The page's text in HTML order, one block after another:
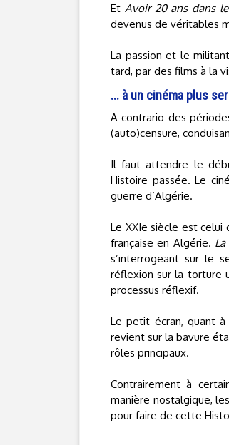
Et Avoir 20 ans dans
devenus de véritables
La passion et le
tard, par des films à la
... à un cinéma plus
A contrario des
(auto)censure,
Il faut attendre le
Histoire passée. Le
guerre d’Algérie.
Le XXIe siècle est
française en Algérie.
s’interrogeant sur le
réflexion sur la torture
processus réflexif.
Le petit écran, quant
revient sur la bavure
rôles principaux.
Contrairement à
manière nostalgique,
pour faire de cette